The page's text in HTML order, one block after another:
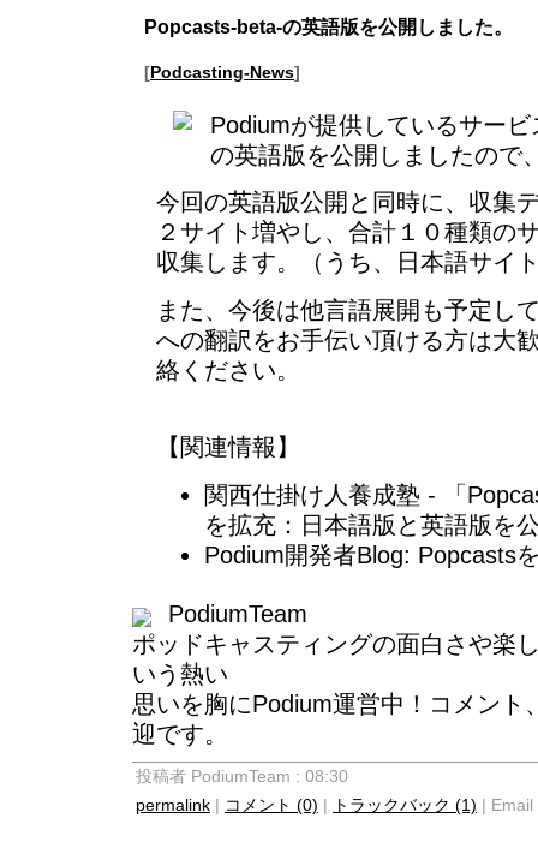
Popcasts-beta-の英語版を公開しました。
[Podcasting-News]
Podiumが提供しているサー
の英語版を公開しましたので
今回の英語版公開と同時に、収集
２サイト増やし、合計１０種類の
収集します。（うち、日本語サイ
また、今後は他言語展開も予定し
への翻訳をお手伝い頂ける方は大
絡ください。
【関連情報】
関西仕掛け人養成塾 - 「
を拡充：日本語版と英語版を
Podium開発者Blog: Popcasts
PodiumTeam
ポッドキャスティングの面白さや楽
いう熱い
思いを胸にPodium運営中！コメント
迎です。
投稿者 PodiumTeam : 08:30
permalink | コメント (0) | トラックバック (1) |